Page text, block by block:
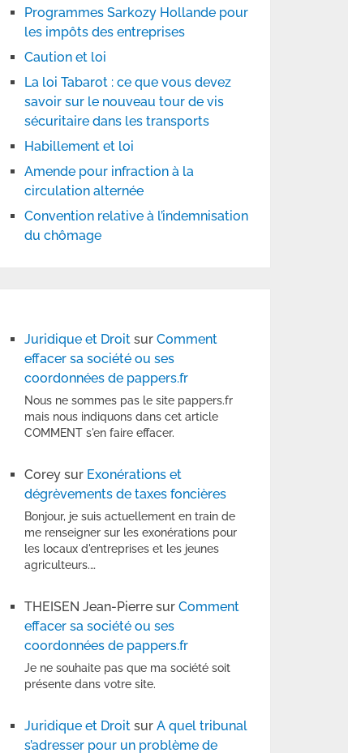
Programmes Sarkozy Hollande pour
les impôts des entreprises
Caution et loi
La loi Tabarot : ce que vous devez
savoir sur le nouveau tour de vis
sécuritaire dans les transports
Habillement et loi
Amende pour infraction à la
circulation alternée
Convention relative à l’indemnisation
du chômage
Juridique et Droit surComment
effacer sa société ou ses
coordonnées de pappers.fr
Nous ne sommes pas le site pappers.fr
mais nous indiquons dans cet article
COMMENT s'en faire effacer.
Corey sur Exonérations et
dégrèvements de taxes foncières
Bonjour, je suis actuellement en train de
me renseigner sur les exonérations pour
les locaux d'entreprises et les jeunes
agriculteurs.…
THEISEN Jean-Pierre surComment
effacer sa société ou ses
coordonnées de pappers.fr
Je ne souhaite pas que ma société soit
présente dans votre site.
Juridique et Droit surA quel tribunal
s’adresser pour un problème de